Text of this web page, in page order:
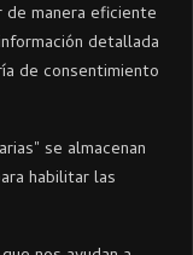
de manera eficiente
detallada
de consentimiento
se almacenan
habilitar las
parte del Grupo
reservados